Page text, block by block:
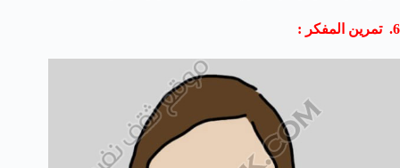
6. تمرين المفكر :